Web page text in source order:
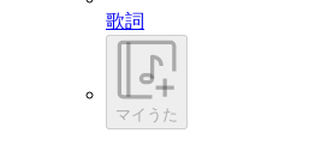
歌詞
マイうた